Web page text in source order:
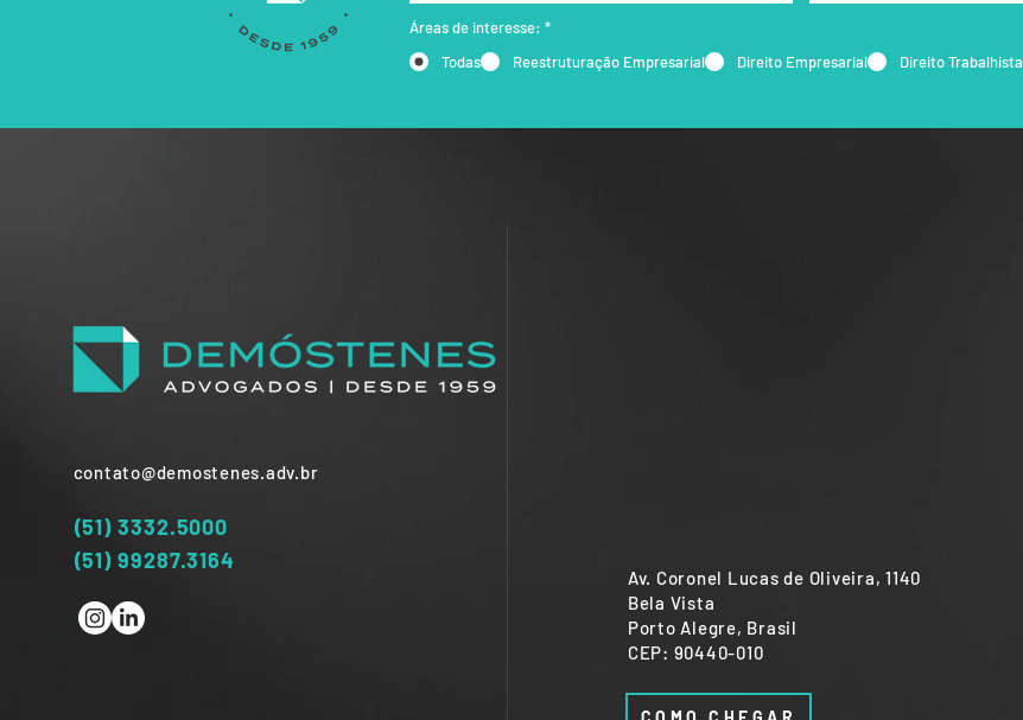
Áreas de interesse: *
Todas
Reestruturação Empresarial Direito Empresarial Direito Trabalhista
contato@demostenes.adv.br
(51) 3332.5000
(51) 99287.3164
Av. Coronel Lucas de Oliveira, 1140
Bela Vista
Porto Alegre, Brasil
CEP: 90440-010